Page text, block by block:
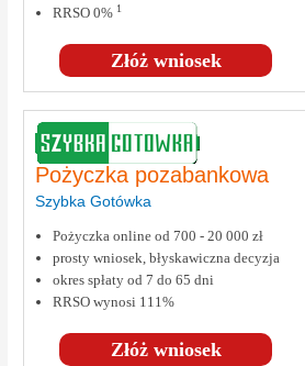
Złóż wniosek
RRSO 0% 1
Pożyczka pozabankowa
Szybka Gotówka
Złóż wniosek
Pożyczka online od 700 - 20 000 zł
prosty wniosek, błyskawiczna decyzja
okres spłaty od 7 do 65 dni
RRSO wynosi 111%